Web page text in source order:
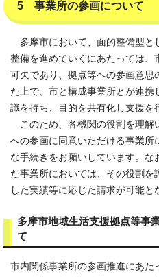
5 事業所の参画について
多摩市において、面的整備型と
整備を進めていくにあたっては、
可欠であり、拠点等への参画意思
た上で、市と構成事業所とが連
識を持ち、目的を共有化し支援を
このため、各機関の役割を理解
への参画に同意いただける事業所
な手続きをお願いしています。な
た事業所においては、その役割
した実績等に応じた請求が可能と
多摩市地域生活支援拠点等事
て
市内関係事業所の参画推進にあた